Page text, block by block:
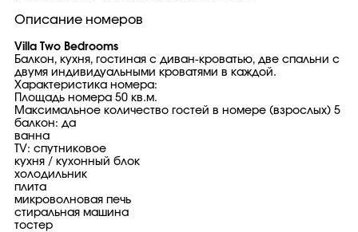
Описание номеров
Villa Two Bedrooms
Балкон, кухня, гостиная с диван-кроватью, две спальни с
двумя индивидуальными кроватями в каждой.
Характеристика номера:
Площадь номера 50 кв.м.
Максимальное количество гостей в номере (взрослых) 5
балкон: да
ванна
TV: спутниковое
кухня / кухонный блок
холодильник
плита
микроволновая печь
стиральная машина
тостер